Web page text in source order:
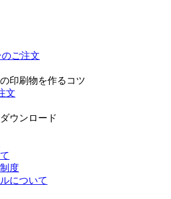
ご注文
印刷物を作るコツ
文
ウンロード
度
について